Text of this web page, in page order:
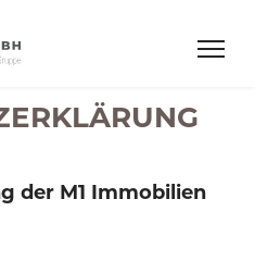
der M1 Immobilien